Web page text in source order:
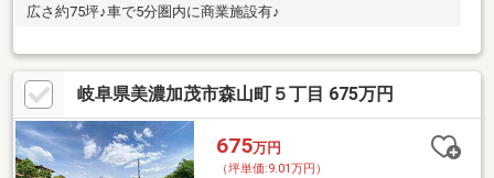
広さ約75坪♪車で5分圏内に商業施設有♪
岐阜県美濃加茂市森山町５丁目 675万円
675万円
（坪単価:9.01万円）